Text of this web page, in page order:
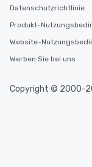
Datenschutzrichtlinie
Produkt-
Website-
Werben Sie bei uns
Copyright © 2000-